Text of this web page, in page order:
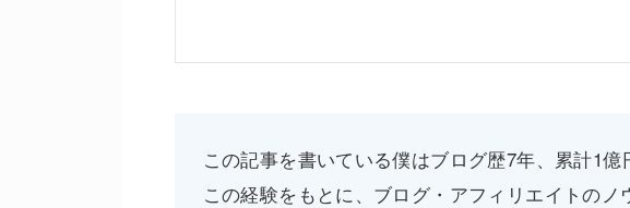
この記事を書いている僕はブログ歴7年、累計1億
この経験をもとに、ブログ・アフィリエイトのノ